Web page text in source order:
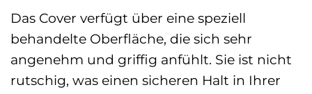
Das Cover verfügt über eine speziell
behandelte Oberfläche, die sich sehr
angenehm und griffig anfühlt. Sie ist nicht
rutschig, was einen sicheren Halt in Ihrer